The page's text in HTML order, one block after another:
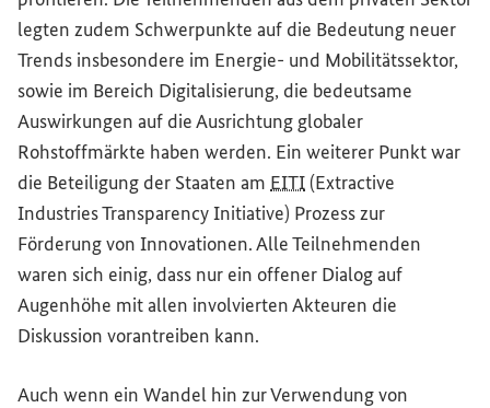
legten zudem Schwerpunkte auf die Bedeutung neuer
Trends insbesondere im Energie- und Mobilitätssektor,
sowie im Bereich Digitalisierung, die bedeutsame
Auswirkungen auf die Ausrichtung globaler
Rohstoffmärkte haben werden. Ein weiterer Punkt war
die Beteiligung der Staaten am EITI(Extractive
Industries Transparency Initiative) Prozess zur
Förderung von Innovationen. Alle Teilnehmenden
waren sich einig, dass nur ein offener Dialog auf
Augenhöhe mit allen involvierten Akteuren die
Diskussion vorantreiben kann.
Auch wenn ein Wandel hin zur Verwendung von